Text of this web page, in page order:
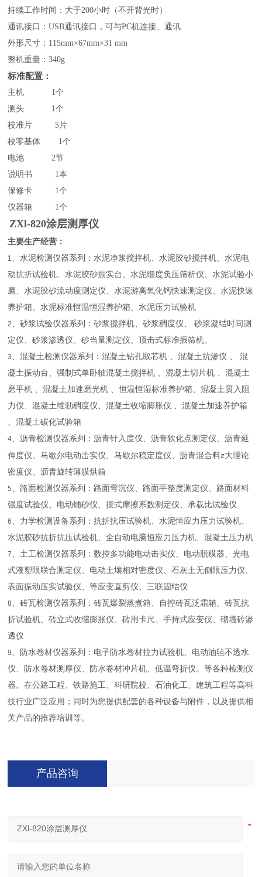
持续工作时间：大于200小时（不开背光时）
通讯接口：USB通讯接口，可与PC机连接、通讯
外形尺寸： 115mm×67mm×31 mm
整机重量：340g
标准配置：
主机
1个
测头
1个
校准片
5片
校零基体
1个
电池
2节
说明书
1本
保修卡
1个
仪器箱
1个
ZXl-820涂层测厚仪
主要生产经营：
1、水泥检测仪器系列：水泥净浆搅拌机、水泥胶砂搅拌机、水泥电
动抗折试验机、水泥胶砂振实台、水泥细度负压筛析仪、水泥试验小
磨、水泥胶砂流动度测定仪、水泥游离氧化钙快速测定仪、水泥快速
养护箱、水泥标准恒温恒湿养护箱、水泥压力试验机
2、砂浆试验仪器系列：砂浆搅拌机、砂浆稠度仪、 砂浆凝结时间测
定仪、砂浆渗透仪、砂当量测定仪、顶击式标准振筛机、
3、混凝土检测仪器系列：混凝土钻孔取芯机 、混凝土抗渗仪 、 混
凝土振动台、强制式单卧轴混凝土搅拌机 、混凝土切片机 、混凝土
磨平机 、混凝土加速磨光机 、恒温恒湿标准养护箱、混凝土贯入阻
力仪、混凝土维勃稠度仪、混凝土收缩膨胀仪 、混凝土加速养护箱
、混凝土碳化试验箱
4、沥青检测仪器系列：沥青针入度仪、沥青软化点测定仪、沥青延
伸度仪、马歇尔电动击实仪、马歇尔稳定度仪、沥青混合料z大理论
密度仪、沥青旋转薄膜烘箱
5、路面检测仪器系列：路面弯沉仪、路面平整度测定仪、路面材料
强度试验仪、电动铺砂仪、摆式摩擦系数测定仪、承载比试验仪
6、力学检测设备系列：抗折抗压试验机、水泥恒应力压力试验机、
水泥胶砂抗折抗压试验机、全自动电脑恒应力压力机、混凝土压力机
7、土工检测仪器系列：数控多功能电动击实仪、电动脱模器、光电
式液塑限联合测定仪、电动土壤相对密度仪、石灰土无侧限压力仪、
表面振动压实试验仪、等应变直剪仪、三联固结仪
8、砖瓦检测仪器系列：砖瓦爆裂蒸煮箱、自控砖瓦泛霜箱、砖瓦抗
折试验机、砖立式收缩膨胀仪、砖用卡尺、手持式应变仪、砌墙砖渗
透仪
9、防水卷材仪器系列：电子防水卷材拉力试验机、电动油毡不透水
仪、防水卷材测厚仪、防水卷材冲片机、低温弯折仪。等各种检测仪
器。在公路工程、铁路施工、科研院校、石油化工、建筑工程等高科
技行业广泛应用；同时为您提供配套的各种设备与附件，以及提供相
关产品的推荐培训等。
产品咨询